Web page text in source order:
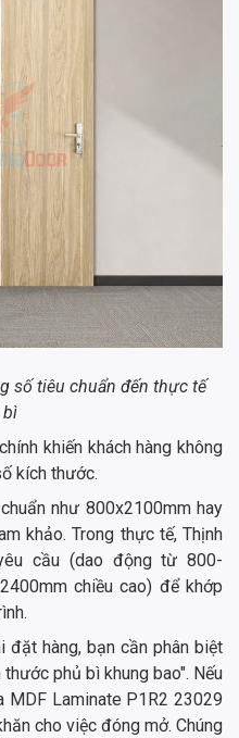
số tiêu chuẩn đến thực tế
bì
khiến khách hàng không
kích thước.
như 800x2100mm hay
khảo. Trong thực tế, Thịnh
cầu (dao động từ 800-
chiều cao) để khớp
đặt hàng, bạn cần phân biệt
phủ bì khung bao". Nếu
Laminate P1R2 23029
cho việc đóng mở. Chúng